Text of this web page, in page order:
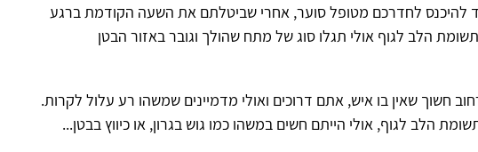
להיכנס לחדרכם מטופל סוער, אחרי שביטלתם את השעה הקודמת ברגע
הלב לגוף אולי תגלו סוג של מתח שהולך וגובר באזור הבטן
חשוך שאין בו איש, אתם דרוכים ואולי מדמיינים שמשהו רע עלול לקרות.
הלב לגוף, אולי הייתם חשים במשהו כמו גוש בגרון, או כיווץ בבטן...